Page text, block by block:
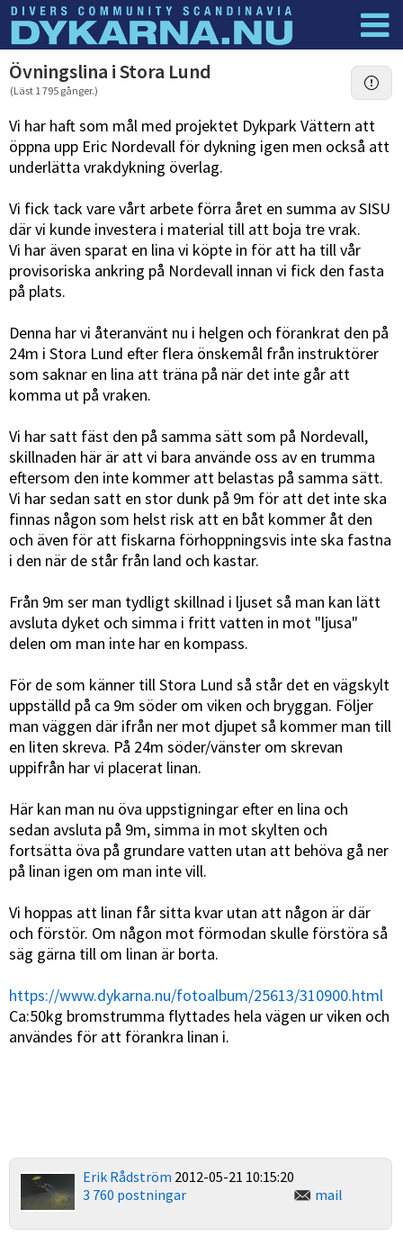
Dyknyheter Logga in
Övningslina i Stora Lund
(Läst 1 795 gånger.)
Vi har haft som mål med projektet Dykpark Vättern att
öppna upp Eric Nordevall för dykning igen men också att
underlätta vrakdykning överlag.
Vi fick tack vare vårt arbete förra året en summa av SISU
där vi kunde investera i material till att boja tre vrak.
Vi har även sparat en lina vi köpte in för att ha till vår
provisoriska ankring på Nordevall innan vi fick den fasta
på plats.
Denna har vi återanvänt nu i helgen och förankrat den på
24m i Stora Lund efter flera önskemål från instruktörer
som saknar en lina att träna på när det inte går att
komma ut på vraken.
Vi har satt fäst den på samma sätt som på Nordevall,
skillnaden här är att vi bara använde oss av en trumma
eftersom den inte kommer att belastas på samma sätt.
Vi har sedan satt en stor dunk på 9m för att det inte ska
finnas någon som helst risk att en båt kommer åt den
och även för att fiskarna förhoppningsvis inte ska fastna
i den när de står från land och kastar.
Från 9m ser man tydligt skillnad i ljuset så man kan lätt
avsluta dyket och simma i fritt vatten in mot "ljusa"
delen om man inte har en kompass.
För de som känner till Stora Lund så står det en vägskylt
uppställd på ca 9m söder om viken och bryggan. Följer
man väggen där ifrån ner mot djupet så kommer man till
en liten skreva. På 24m söder/vänster om skrevan
uppifrån har vi placerat linan.
Här kan man nu öva uppstigningar efter en lina och
sedan avsluta på 9m, simma in mot skylten och
fortsätta öva på grundare vatten utan att behöva gå ner
på linan igen om man inte vill.
Vi hoppas att linan får sitta kvar utan att någon är där
och förstör. Om någon mot förmodan skulle förstöra så
säg gärna till om linan är borta.
https://www.dykarna.nu/fotoalbum/25613/310900.html
Ca:50kg bromstrumma flyttades hela vägen ur viken och
användes för att förankra linan i.
Erik Rådström 2012-05-21 10:15:20
3 760 postningar
mail